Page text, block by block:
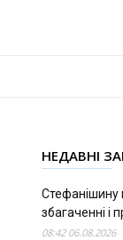
НЕДАВНІ
Стефанішину
збагаченні і
08:42 06.08.2026